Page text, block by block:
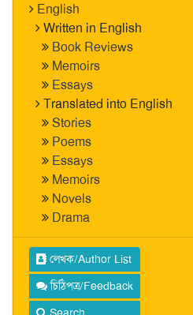
English
Written in English
Book Reviews
Memoirs
Essays
Translated into English
Stories
Poems
Essays
Memoirs
Novels
Drama
লেখক/Author List
চিঠিপত্র/Feedback